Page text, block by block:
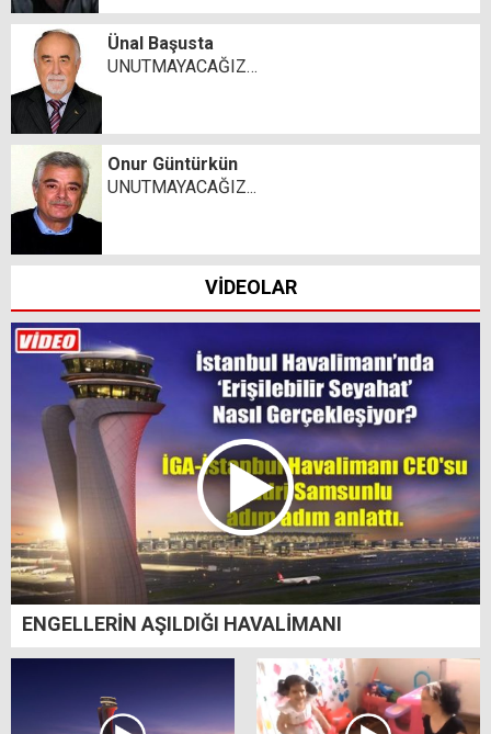
Ünal Başusta
UNUTMAYACAĞIZ…
Onur Güntürkün
UNUTMAYACAĞIZ...
VİDEOLAR
ENGELLERİN AŞILDIĞI HAVALİMANI